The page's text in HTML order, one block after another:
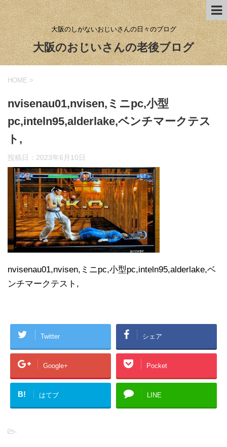
大阪のしがないおじいさんの日々のブログ
大阪のおじいさんの老後ブログ
HOME >
nvisenau01,nvisen,ミニpc,小型
pc,inteln95,alderlake,ベンチマークテス
ト,
投稿日： 2023年6月10日
nvisenau01,nvisen,ミニpc,小型pc,inteln95,alderlake,ベ
ンチマークテスト,
Twitter シェア
Google+ Pocket
B! はてブ LINE
-